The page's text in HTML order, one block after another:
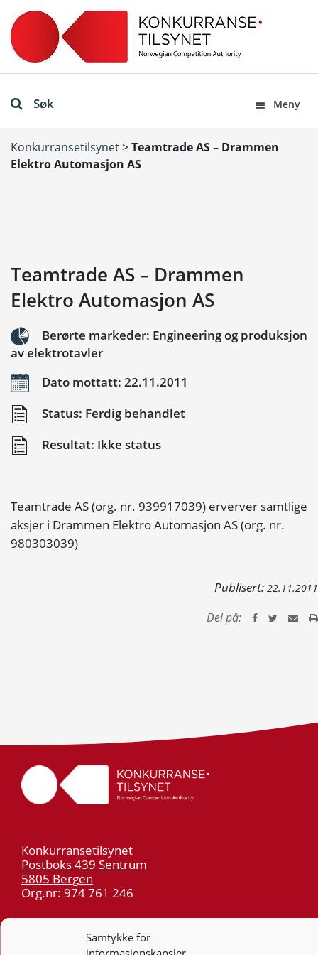
Samtykke for
Søk Meny
Konkurransetilsynet>Teamtrade AS – Drammen
Elektro Automasjon AS
Teamtrade AS – Drammen
Elektro Automasjon AS
Berørte markeder: Engineering og produksjon
av elektrotavler
Dato mottatt: 22.11.2011
Status: Ferdig behandlet
Resultat: Ikke status
Teamtrade AS (org. nr. 939917039) erverver samtlige
aksjer i Drammen Elektro Automasjon AS (org. nr.
980303039)
Publisert: 22.11.2011
Del på:
Konkurransetilsynet
Postboks 439 Sentrum
5805 Bergen
Org.nr: 974 761 246
55 59 75 00
post@kt.no